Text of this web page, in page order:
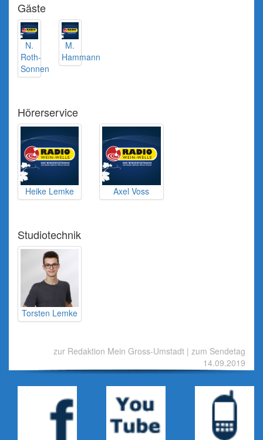
Gäste
N.
Roth-
Sonnen
M.
Hammann
Hörerservice
Heike Lemke Axel Voss
Studiotechnik
Torsten Lemke
zur Redaktion Mein Gross-Umstadt | zum Sendetag
14.09.2019